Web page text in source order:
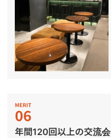
年間120回以上の交流会